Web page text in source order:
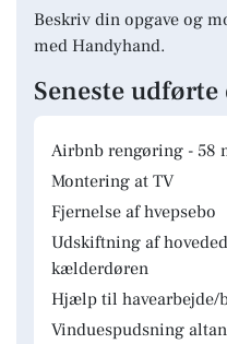
Beskriv din opgave og
med Handyhand.
Seneste udførte
Airbnb rengøring - 58
Montering at TV
Fjernelse af hvepsebo
Udskiftning af
kælderdøren
Hjælp til havearbejde/
Vinduespudsning